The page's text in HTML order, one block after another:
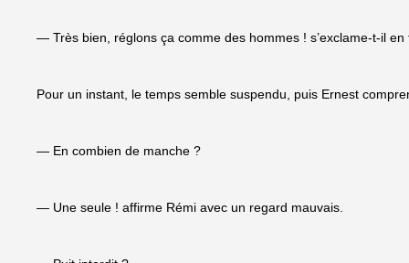
— Très bien, réglons ça comme des hommes ! s’exclame-t-il
Pour un instant, le temps semble suspendu, puis Ernest
— En combien de manche ?
— Une seule ! affirme Rémi avec un regard mauvais.